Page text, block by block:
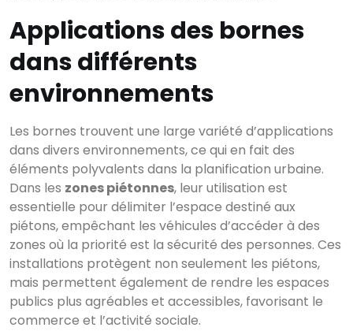
Applications des bornes
dans différents
environnements
Les bornes trouvent une large variété d’applications
dans divers environnements, ce qui en fait des
éléments polyvalents dans la planification urbaine.
Dans les zones piétonnes, leur utilisation est
essentielle pour délimiter l’espace destiné aux
piétons, empêchant les véhicules d’accéder à des
zones où la priorité est la sécurité des personnes. Ces
installations protègent non seulement les piétons,
mais permettent également de rendre les espaces
publics plus agréables et accessibles, favorisant le
commerce et l’activité sociale.